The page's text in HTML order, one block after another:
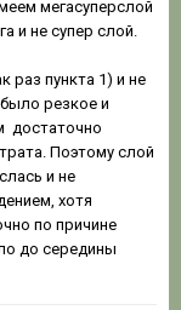
мегасуперслой
и не супер слой.
раз пункта 1) и не
резкое и
достаточно
Поэтому слой
и не
хотя
по причине
до середины